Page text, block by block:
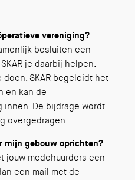
vereniging?
besluiten een
je daarbij helpen.
SKAR begeleidt het
en kan de
innen. De bijdrage wordt
overgedragen.
mijn gebouw oprichten?
jouw medehuurders een
een mail met de